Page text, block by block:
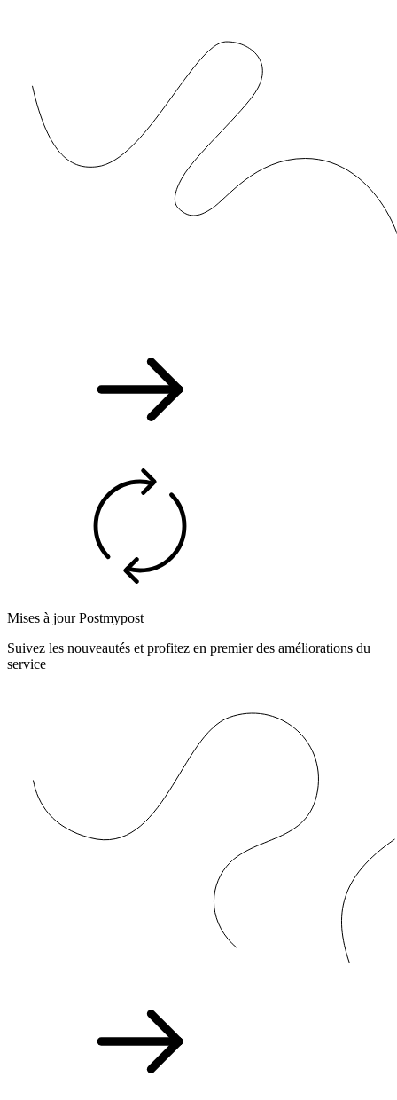
Mises à jour Postmypost
Suivez les nouveautés et profitez en premier des améliorations du
service